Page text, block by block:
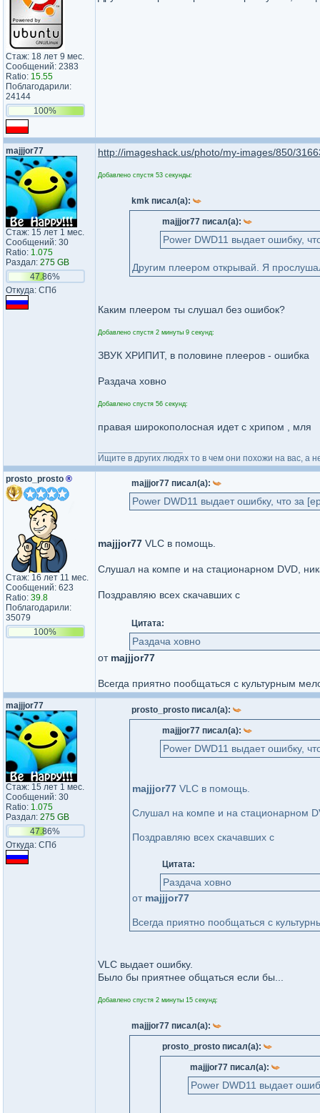
Стаж: 18 лет 9 мес.
Сообщений: 2383
Ratio: 15.55
Поблагодарили:
24144
100%
majjjor77
Стаж: 15 лет 1 мес.
Сообщений: 30
Ratio: 1.075
Раздал: 275 GB
47.86%
Откуда: СПб
http://imageshack.us/photo/my-images/850/
Добавлено спустя 53 секунды:
kmk писал(а):
majjjor77 писал(а):
Power DWD11 выдает ошибку,
Другим плеером открывай. Я
Каким плеером ты слушал без ошибок?
Добавлено спустя 2 минуты 9 секунд:
ЗВУК ХРИПИТ, в половине плееров - ошибка
Раздача ховно
Добавлено спустя 56 секунд:
правая широкополосная идет с хрипом , мля
Ищите в других людях то в чем они похожи на вас, а
prosto_prosto ®
Стаж: 16 лет 11 мес.
Сообщений: 623
Ratio: 39.8
Поблагодарили:
35079
100%
majjjor77 писал(а):
Power DWD11 выдает ошибку, что за
majjjor77 VLC в помощь.
Слушал на компе и на стационарном DVD,
Поздравляю всех скачавших с
Цитата:
Раздача ховно
от majjjor77
Всегда приятно пообщаться с культурным
majjjor77
Стаж: 15 лет 1 мес.
Сообщений: 30
Ratio: 1.075
Раздал: 275 GB
47.86%
Откуда: СПб
prosto_prosto писал(а):
majjjor77 писал(а):
Power DWD11 выдает ошибку,
majjjor77 VLC в помощь.
Слушал на компе и на стационарном
Поздравляю всех скачавших с
Цитата:
Раздача ховно
от majjjor77
Всегда приятно пообщаться с
VLC выдает ошибку.
Было бы приятнее общаться если бы...
Добавлено спустя 2 минуты 15 секунд:
majjjor77 писал(а):
prosto_prosto писал(а):
majjjor77 писал(а):
Power DWD11 выдает